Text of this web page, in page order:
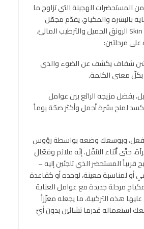
المستحضرات الهجينة التي تزاوج ما
بالبشرة والمكياج، يقدّم مجمّل
البشرة Skin Feels Good الرونق الجميل والترطيب المالئ.
على مرحلتين:
شفاف يكشف عن الضوء والذي
بكلّ معنى الكلمة.
بفضل مزيجه الرائع بين عوامل
لمنح بشرة أجمل وأكثر صحّة يوماً
وبوسعك وضعه بواسطة رؤوس
حتّى أثناء التنقّل. إنّه ملائم وفعّال
قريباً المستحضر الذي تلجئين إليه –
أو لمناسبة معينة، لوحده أو كقاعدة
مرحلة جديدة مع عوامل العناية
هذه التركيبة، ما يجعله معزّزاً
استعماله قدرما تشائين بدون أيّ